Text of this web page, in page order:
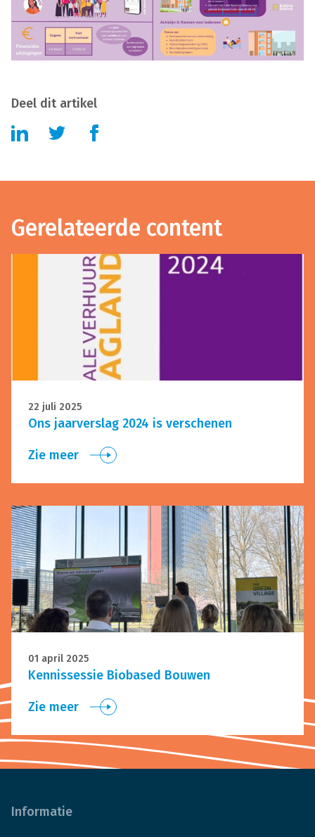
Deel dit artikel
Gerelateerde content
22 juli 2025
Ons jaarverslag 2024 is verschenen
Zie meer
01 april 2025
Kennissessie Biobased Bouwen
Zie meer
Informatie